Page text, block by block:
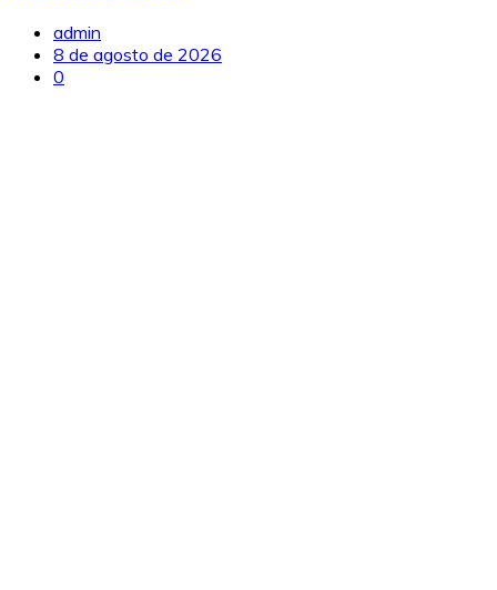
admin
8 de agosto de 2026
0